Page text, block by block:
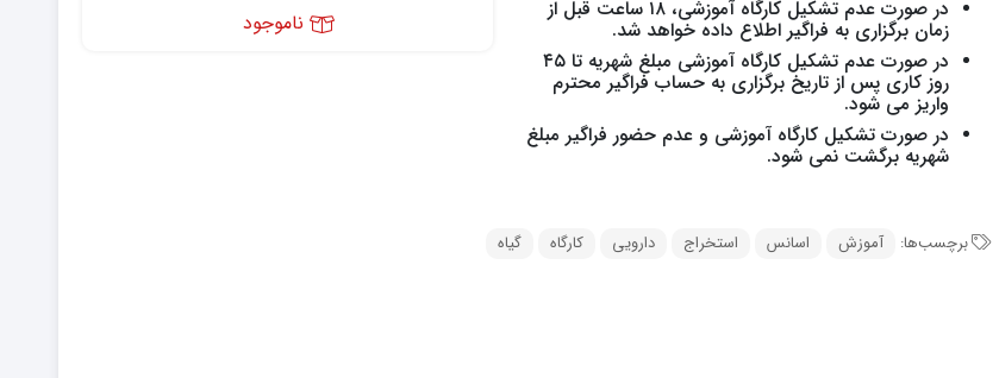
در صورت عدم تشکیل کارگاه آموزشی، ۱۸ ساعت قبل از
زمان برگزاری به فراگیر اطلاع داده خواهد شد.
در صورت عدم تشکیل کارگاه آموزشی مبلغ شهریه تا ۴۵
روز کاری پس از تاریخ برگزاری به حساب فراگیر محترم
واریز می­ شود.
در صورت تشکیل کارگاه آموزشی و عدم حضور فراگیر مبلغ
شهریه برگشت نمی­ شود.
ناموجود
برچسب‌ها: آموزش اسانس استخراج دارویی کارگاه گیاه